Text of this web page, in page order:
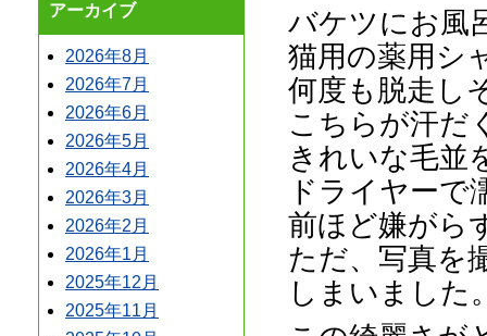
アーカイブ
2026年8月
2026年7月
2026年6月
2026年5月
2026年4月
2026年3月
2026年2月
2026年1月
2025年12月
2025年11月
バケツにお風
猫用の薬用シ
何度も脱走し
こちらが汗だ
きれいな毛並
ドライヤーで
前ほど嫌がら
ただ、写真を
しまいました